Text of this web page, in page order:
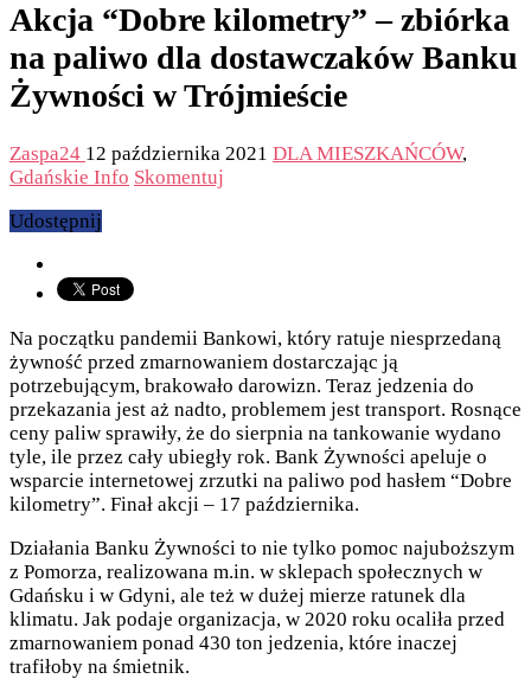
Akcja “Dobre kilometry” – zbiórka
na paliwo dla dostawczaków Banku
Żywności w Trójmieście
Zaspa24 12 października 2021 DLA MIESZKAŃCÓW,
Gdańskie Info Skomentuj
Udostępnij
Na początku pandemii Bankowi, który ratuje niesprzedaną
żywność przed zmarnowaniem dostarczając ją
potrzebującym, brakowało darowizn. Teraz jedzenia do
przekazania jest aż nadto, problemem jest transport. Rosnące
ceny paliw sprawiły, że do sierpnia na tankowanie wydano
tyle, ile przez cały ubiegły rok. Bank Żywności apeluje o
wsparcie internetowej zrzutki na paliwo pod hasłem “Dobre
kilometry”. Finał akcji – 17 października.
Działania Banku Żywności to nie tylko pomoc najuboższym
z Pomorza, realizowana m.in. w sklepach społecznych w
Gdańsku i w Gdyni, ale też w dużej mierze ratunek dla
klimatu. Jak podaje organizacja, w 2020 roku ocaliła przed
zmarnowaniem ponad 430 ton jedzenia, które inaczej
trafiłoby na śmietnik.